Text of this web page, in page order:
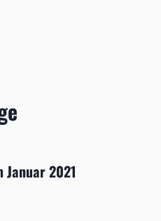
Januar 2021